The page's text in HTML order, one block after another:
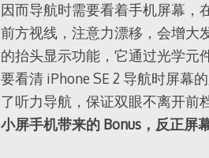
因而导航时需要看着手机屏幕，
前方视线，注意力漂移，会增大
的抬头显示功能，它通过光学元
要看清 iPhone SE 2 导航时屏幕
了听力导航，保证双眼不离开前
小屏手机带来的 Bonus，反正屏